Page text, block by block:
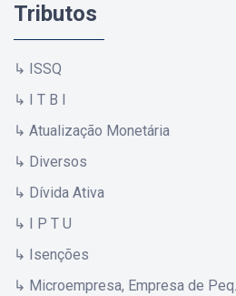
Tributos
↳ ISSQ
↳ I T B I
↳ Atualização Monetária
↳ Diversos
↳ Dívida Ativa
↳ I P T U
↳ Isenções
↳ Microempresa, Empresa de